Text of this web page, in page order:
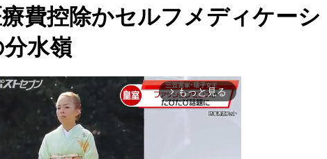
費控除かセルフメディケーシ
水嶺
arrow_forward_ios もっと見る